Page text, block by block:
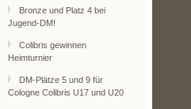
Bronze und Platz 4 bei
Jugend-DM!
Colibris gewinnen
Heimturnier
DM-Plätze 5 und 9 für
Cologne Colibris U17 und U20